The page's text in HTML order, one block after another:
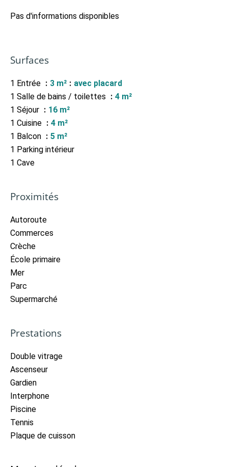
Pas d'informations disponibles
Surfaces
1 Entrée 3 m²
avec placard
1 Salle de bains / toilettes
4 m²
1 Séjour
16 m²
1 Cuisine
4 m²
1 Balcon
5 m²
1 Parking intérieur
1 Cave
Proximités
Autoroute
Commerces
Crèche
École primaire
Mer
Parc
Supermarché
Prestations
Double vitrage
Ascenseur
Gardien
Interphone
Piscine
Tennis
Plaque de cuisson